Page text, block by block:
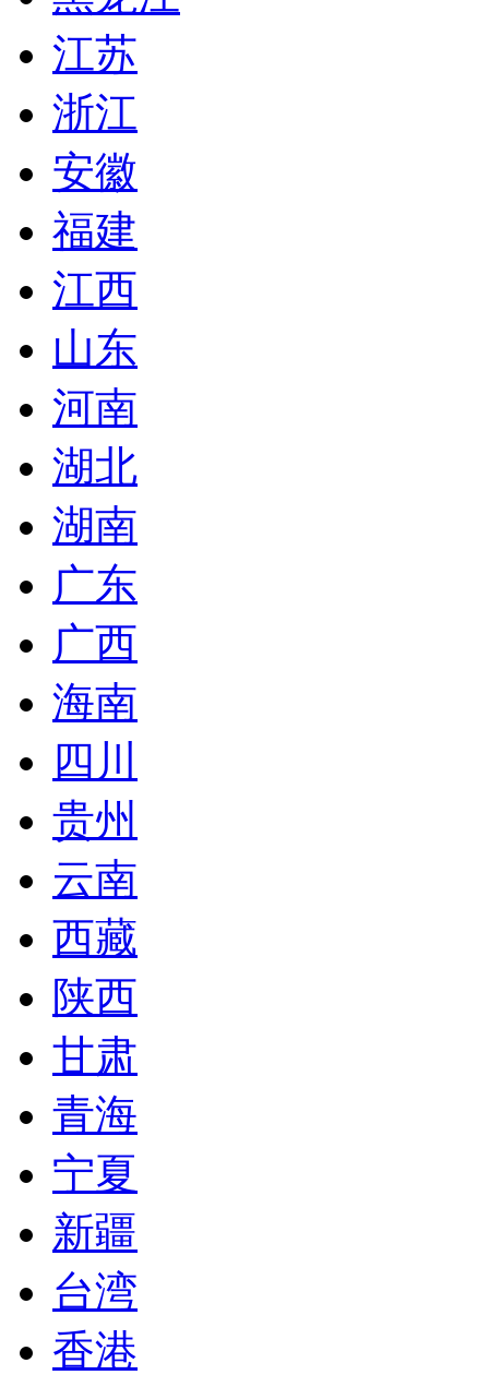
江苏
浙江
安徽
福建
江西
山东
河南
湖北
湖南
广东
广西
海南
四川
贵州
云南
西藏
陕西
甘肃
青海
宁夏
新疆
台湾
香港